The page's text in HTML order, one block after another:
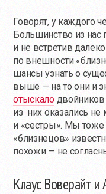
Говорят, у каждого
Большинство из нас
и не встретив
по внешности
шансы узнать о
выше — на то они и
отыскалодвойников
из них оказались не
и «сестры». Мы
«близнецов»
похожи — не
Клаус Воверайт и